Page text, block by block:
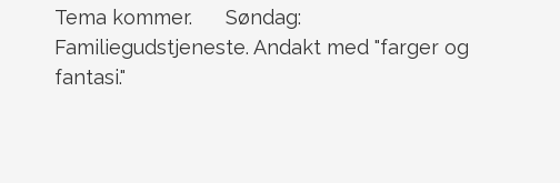
Tema kommer. Søndag:
Familiegudstjeneste. Andakt med "farger og
fantasi."